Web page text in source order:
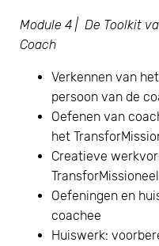
Module 4 | De Toolkit
Coach
Verkennen van
persoon van de
Oefenen van
het
Creatieve
Oefeningen en
coachee
Huiswerk: